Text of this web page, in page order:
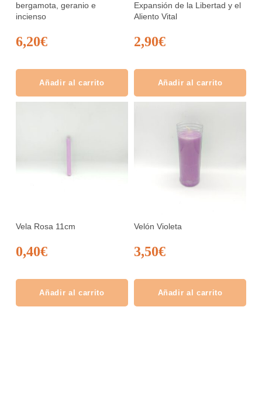
bergamota, geranio e
incienso
6,20€
Añadir al carrito
Expansión de la Libertad y el
Aliento Vital
2,90€
Añadir al carrito
Vela Rosa 11cm
0,40€
Añadir al carrito
Velón Violeta
3,50€
Añadir al carrito